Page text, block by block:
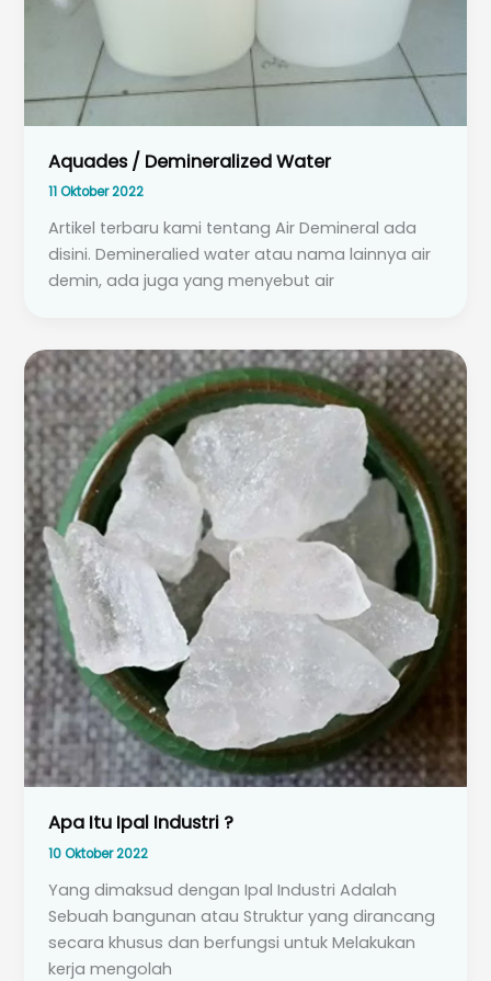
Aquades / Demineralized Water
11 Oktober 2022
Artikel terbaru kami tentang Air Demineral ada
disini. Demineralied water atau nama lainnya air
demin, ada juga yang menyebut air
Apa Itu Ipal Industri ?
10 Oktober 2022
Yang dimaksud dengan Ipal Industri Adalah
Sebuah bangunan atau Struktur yang dirancang
secara khusus dan berfungsi untuk Melakukan
kerja mengolah